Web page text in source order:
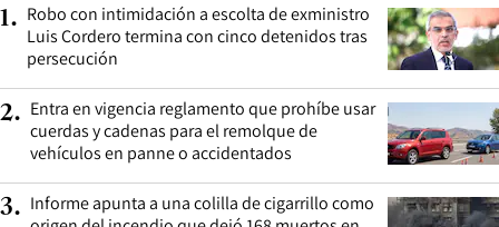
1. Robo con intimidación a escolta de exministro
Luis Cordero termina con cinco detenidos tras
persecución
2. Entra en vigencia reglamento que prohíbe usar
cuerdas y cadenas para el remolque de
vehículos en panne o accidentados
3. Informe apunta a una colilla de cigarrillo como